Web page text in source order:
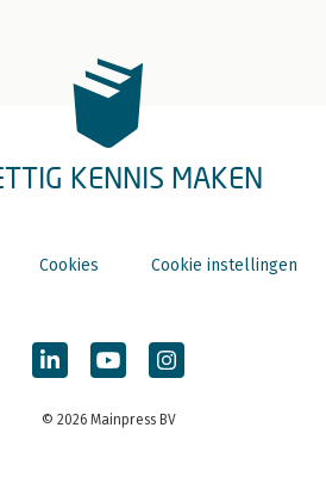
KENNIS MAKEN
Cookies Cookie instellingen
© 2026 Mainpress BV